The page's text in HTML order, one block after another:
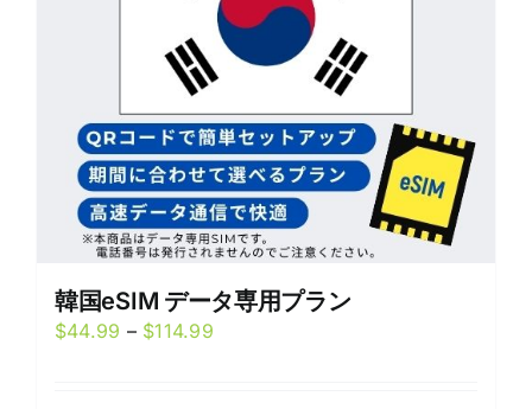
chosen
on
the
product
page
韓国eSIM データ専用プラン
$44.99 – $114.99Price